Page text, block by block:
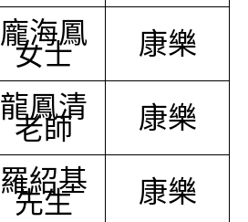
龐海鳳
女士 康樂
龍鳳清
老師 康樂
羅紹基
先生 康樂